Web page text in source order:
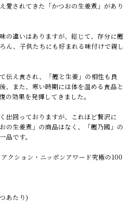
愛されてきた「かつおの生姜煮」があり
の違いはありますが、総じて、存分に鰹
ん、子供たちにも好まれる味付けで親し
伝え食され、「鰹と生姜」の相性も良
、また、寒い時期には体を温める食品と
の効果を発揮してきました。
出回っておりますが、これほど贅沢に
の生姜煮」の商品はなく、「鰹乃國」の
品です。
クション・ニッポンアワード究極の100
あたり)